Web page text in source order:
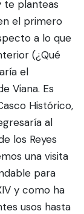
te planteas
el primero
a lo que
(¿Qué
el
Viana. Es
Histórico,
al
los Reyes
una visita
para
y como ha
usos hasta